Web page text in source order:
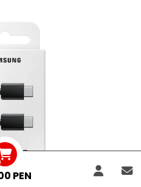
PEN